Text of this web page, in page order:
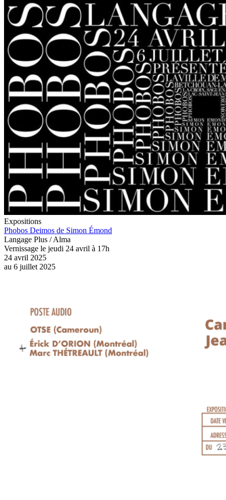
Expositions
Phobos Deimos de Simon Émond
Langage Plus / Alma
Vernissage le jeudi 24 avril à 17h
24 avril 2025
au 6 juillet 2025